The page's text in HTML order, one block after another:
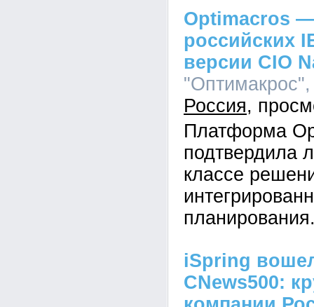
Optimacros —
российских
версии CIO
Россия
Платформа
подтвердила
классе
iSpring
CNews500: